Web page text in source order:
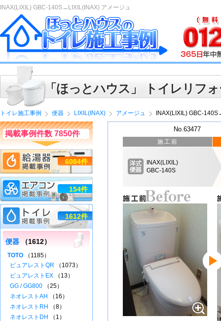
INAX(LIXIL) GBC-140S→LIXIL(INAX) アメージュ
「ほっとハウス」 トイレリフ
トイレ施工事例 便器 LIXIL(INAX) アメージュ INAX(LIXIL) GBC-
No.63477
施工前
INAX(LIXIL)
GBC-140S
掲載事例件数 7850件
6084件
154件
1612件
便器 （1612）
TOTO （1185）
ピュアレストQR （1073）
ピュアレストEX （13）
GG / GG800 （25）
ネオレストAH
（16）
ネオレストRH
（8）
ネオレストDH
（1）